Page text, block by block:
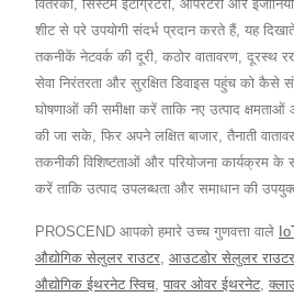
वितरकों, सिस्टम इंटीग्रेटरों, ऑपरेटरों और
शीट से परे उपयोगी संदर्भ प्रदान करते हैं, यह
तकनीकें नेटवर्क की दूरी, कठोर वातावरण, दूरस्थ
सेवा निरंतरता और सुरक्षित डिवाइस पहुंच को कैसे
घोषणाओं की समीक्षा करें ताकि नए उत्पाद
की जा सके, फिर अपने लक्षित बाजार, तैनाती
तकनीकी विशिष्टताओं और परियोजना कार्यक्रम
करें ताकि उत्पाद उपलब्धता और समाधान की
PROSCEND आपको हमारे उच्च गुणवत्ता वाले
औद्योगिक सेलुलर राउटर, आउटडोर सेलुलर राउटर
औद्योगिक ईथरनेट स्विच, पावर ओवर ईथरनेट,